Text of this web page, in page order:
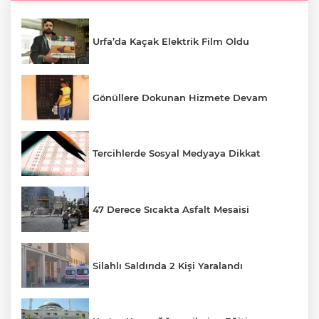
Urfa’da Kaçak Elektrik Film Oldu
Gönüllere Dokunan Hizmete Devam
Tercihlerde Sosyal Medyaya Dikkat
47 Derece Sıcakta Asfalt Mesaisi
Silahlı Saldırıda 2 Kişi Yaralandı